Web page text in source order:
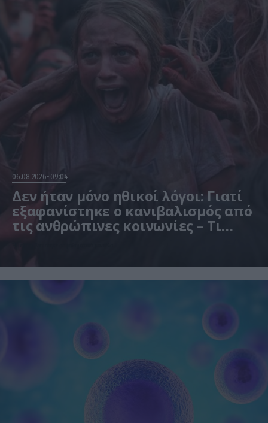
06.08.2026 09:04
Δεν ήταν μόνο ηθικοί λόγοι: Γιατί
εξαφανίστηκε ο κανιβαλισμός από
τις ανθρώπινες κοινωνίες – Τι